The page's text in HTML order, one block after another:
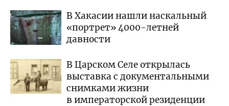
В Хакасии нашли наскальный
«портрет» 4000-летней
давности
В Царском Селе открылась
выставка с документальными
снимками жизни
в императорской резиденции